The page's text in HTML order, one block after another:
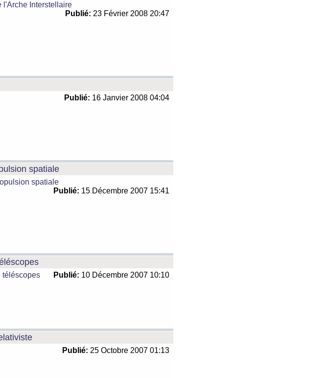
l'Arche Interstellaire
Publié: 23 Février 2008 20:47
Publié: 16 Janvier 2008 04:04
spatiale
spatiale
Publié: 15 Décembre 2007 15:41
téléscopes Publié: 10 Décembre 2007 10:10
Publié: 25 Octobre 2007 01:13